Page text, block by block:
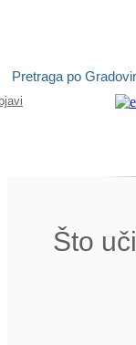
Otvori
Pretraga po
Što